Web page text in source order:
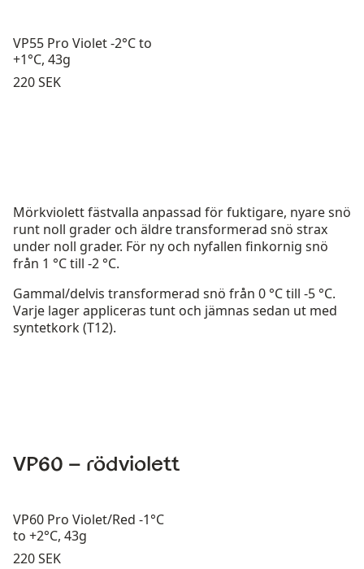
VP55 Pro Violet -2°C to
+1°C, 43g
Pris:
220 SEK
Mörkviolett fästvalla anpassad för fuktigare, nyare snö
runt noll grader och äldre transformerad snö strax
under noll grader. För ny och nyfallen finkornig snö
från 1 °C till -2 °C.
Gammal/delvis transformerad snö från 0 °C till -5 °C.
Varje lager appliceras tunt och jämnas sedan ut med
syntetkork (T12).
VP60 – rödviolett
VP60 Pro Violet/Red -1°C
to +2°C, 43g
Pris:
220 SEK